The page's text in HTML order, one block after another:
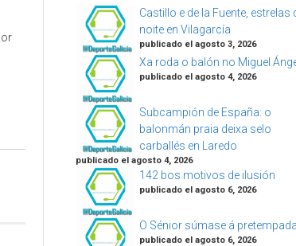
Castillo e de la Fuente, estrelas
noite en Vilagarcía
publicado el agosto 3, 2026
Xa roda o balón no Miguel
publicado el agosto 4, 2026
Subcampión de España: o
balonmán praia deixa selo
carballés en Laredo
publicado el agosto 4, 2026
142 bos motivos de ilusión
publicado el agosto 6, 2026
O Sénior súmase á pretempada
publicado el agosto 6, 2026